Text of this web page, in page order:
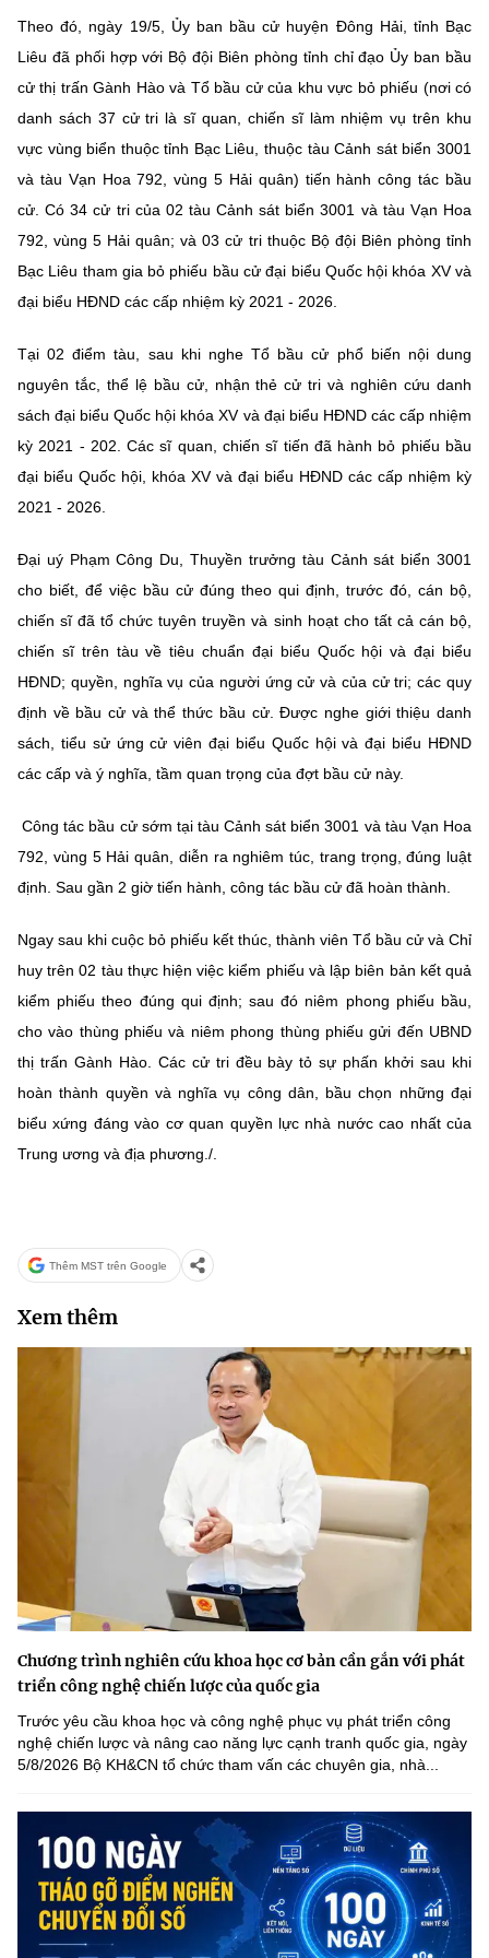
Vietnamese English
BỘ KHOA HỌC VÀ CÔNG NGHỆ
MINISTRY OF SCIENCE AND TECHNOLOGY
Cơ quan chủ quản: Bộ Khoa học và Công nghệ (MST)
Giám đốc Trung tâm Truyền thông Khoa học và Công nghệ.
Địa chỉ: Ban Biên tập Cổng TTĐT - 18 Nguyễn Du, TP. Hà Nội
Điện thoại: 024 3936 9506
Email:stc@mst.gov.vn
©2026 Bản quyền thuộc Bộ Khoa Học và Công Nghệ
website này)
Theo đó, ngày 19/5, Ủy ban bầu cử huyện Đông Hải, tỉnh Bạc
Liêu đã phối hợp với Bộ đội Biên phòng tỉnh chỉ đạo Ủy ban bầu
cử thị trấn Gành Hào và Tổ bầu cử của khu vực bỏ phiếu (nơi có
danh sách 37 cử tri là sĩ quan, chiến sĩ làm nhiệm vụ trên khu
vực vùng biển thuộc tỉnh Bạc Liêu, thuộc tàu Cảnh sát biển 3001
và tàu Vạn Hoa 792, vùng 5 Hải quân) tiến hành công tác bầu
cử. Có 34 cử tri của 02 tàu Cảnh sát biển 3001 và tàu Vạn Hoa
792, vùng 5 Hải quân; và 03 cử tri thuộc Bộ đội Biên phòng tỉnh
Bạc Liêu tham gia bỏ phiếu bầu cử đại biểu Quốc hội khóa XV và
đại biểu HĐND các cấp nhiệm kỳ 2021 - 2026.
Tại 02 điểm tàu, sau khi nghe Tổ bầu cử phổ biến nội dung
nguyên tắc, thể lệ bầu cử, nhận thẻ cử tri và nghiên cứu danh
sách đại biểu Quốc hội khóa XV và đại biểu HĐND các cấp nhiệm
kỳ 2021 - 202. Các sĩ quan, chiến sĩ tiến đã hành bỏ phiếu bầu
đại biểu Quốc hội, khóa XV và đại biểu HĐND các cấp nhiệm kỳ
2021 - 2026.
Đại uý Phạm Công Du, Thuyền trưởng tàu Cảnh sát biển 3001
cho biết, để việc bầu cử đúng theo qui định, trước đó, cán bộ,
chiến sĩ đã tổ chức tuyên truyền và sinh hoạt cho tất cả cán bộ,
chiến sĩ trên tàu về tiêu chuẩn đại biểu Quốc hội và đại biểu
HĐND; quyền, nghĩa vụ của người ứng cử và của cử tri; các quy
định về bầu cử và thể thức bầu cử. Được nghe giới thiệu danh
sách, tiểu sử ứng cử viên đại biểu Quốc hội và đại biểu HĐND
các cấp và ý nghĩa, tầm quan trọng của đợt bầu cử này.
Công tác bầu cử sớm tại tàu Cảnh sát biển 3001 và tàu Vạn Hoa
792, vùng 5 Hải quân, diễn ra nghiêm túc, trang trọng, đúng luật
định. Sau gần 2 giờ tiến hành, công tác bầu cử đã hoàn thành.
Ngay sau khi cuộc bỏ phiếu kết thúc, thành viên Tổ bầu cử và Chỉ
huy trên 02 tàu thực hiện việc kiểm phiếu và lập biên bản kết quả
kiểm phiếu theo đúng qui định; sau đó niêm phong phiếu bầu,
cho vào thùng phiếu và niêm phong thùng phiếu gửi đến UBND
thị trấn Gành Hào. Các cử tri đều bày tỏ sự phấn khởi sau khi
hoàn thành quyền và nghĩa vụ công dân, bầu chọn những đại
biểu xứng đáng vào cơ quan quyền lực nhà nước cao nhất của
Trung ương và địa phương./.
Thêm MST trên Google
Xem thêm
Chương trình nghiên cứu khoa học cơ bản cần gắn với phát
triển công nghệ chiến lược của quốc gia
Trước yêu cầu khoa học và công nghệ phục vụ phát triển công
nghệ chiến lược và nâng cao năng lực cạnh tranh quốc gia, ngày
5/8/2026 Bộ KH&CN tổ chức tham vấn các chuyên gia, nhà...